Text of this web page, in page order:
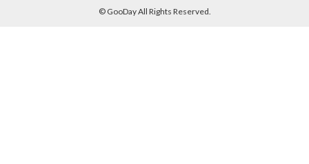
© GooDay All Rights Reserved.